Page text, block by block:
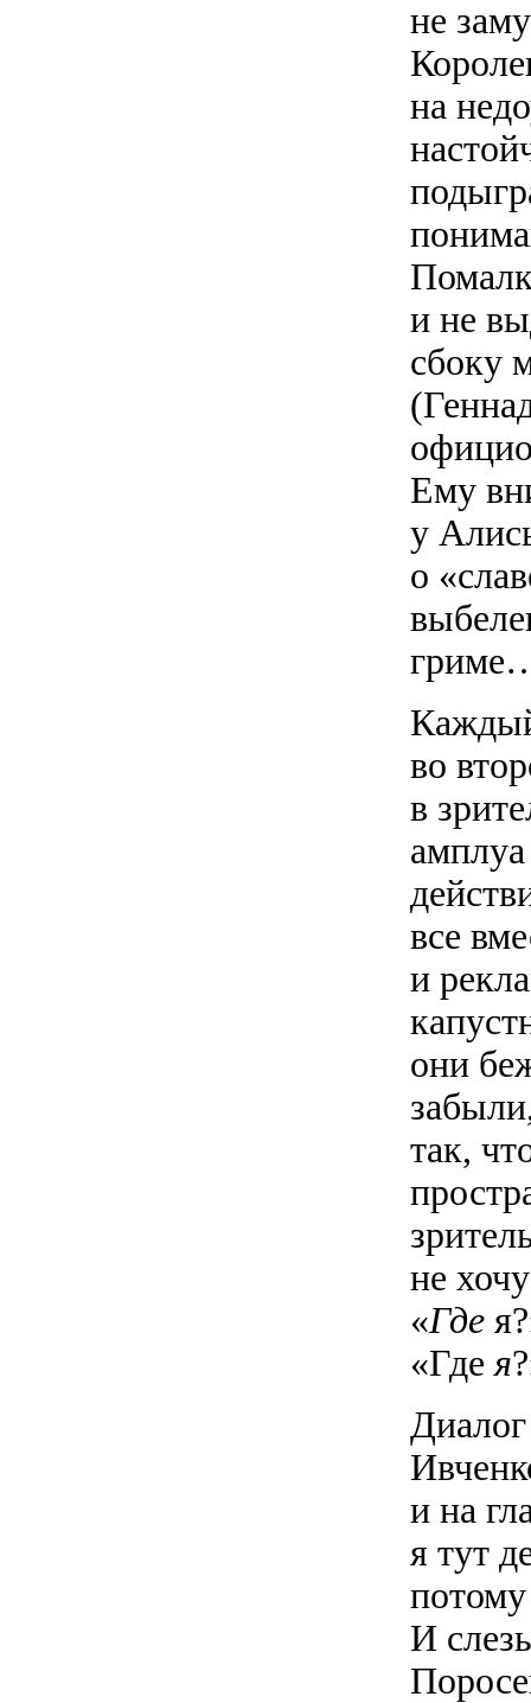
не
на
и не
сбоку
Ему
у
о
во
в
все
и
они
так,
не
«Где
«Где я
и на
я тут
И